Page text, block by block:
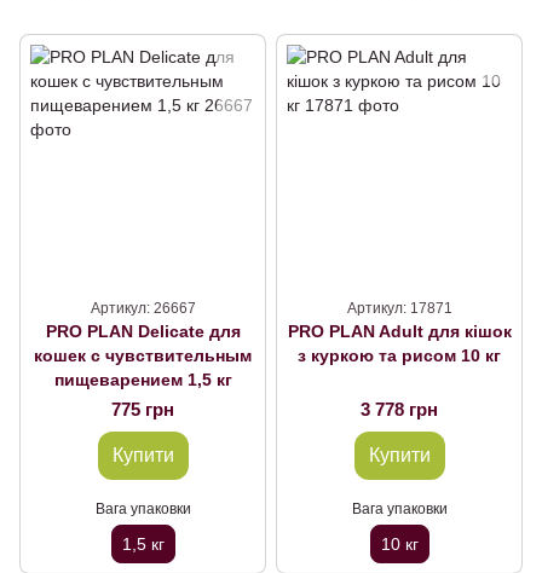
Артикул: 26667
PRO PLAN Delicate для
кошек с чувствительным
пищеварением 1,5 кг
775 грн
Купити
Вага упаковки
1,5 кг
Артикул: 17871
PRO PLAN Adult для кішок
з куркою та рисом 10 кг
3 778 грн
Купити
Вага упаковки
10 кг